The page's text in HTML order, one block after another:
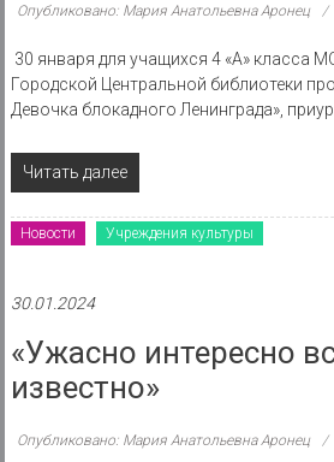
Опубликовано: Мария Анатольевна Аронец
30 января для учащихся 4 «А» класса
Городской Центральной библиотеки
Девочка блокадного Ленинграда»,
Читать далее
Новости Учреждения культуры
30.01.2024
«Ужасно интересно
известно»
Опубликовано: Мария Анатольевна Аронец